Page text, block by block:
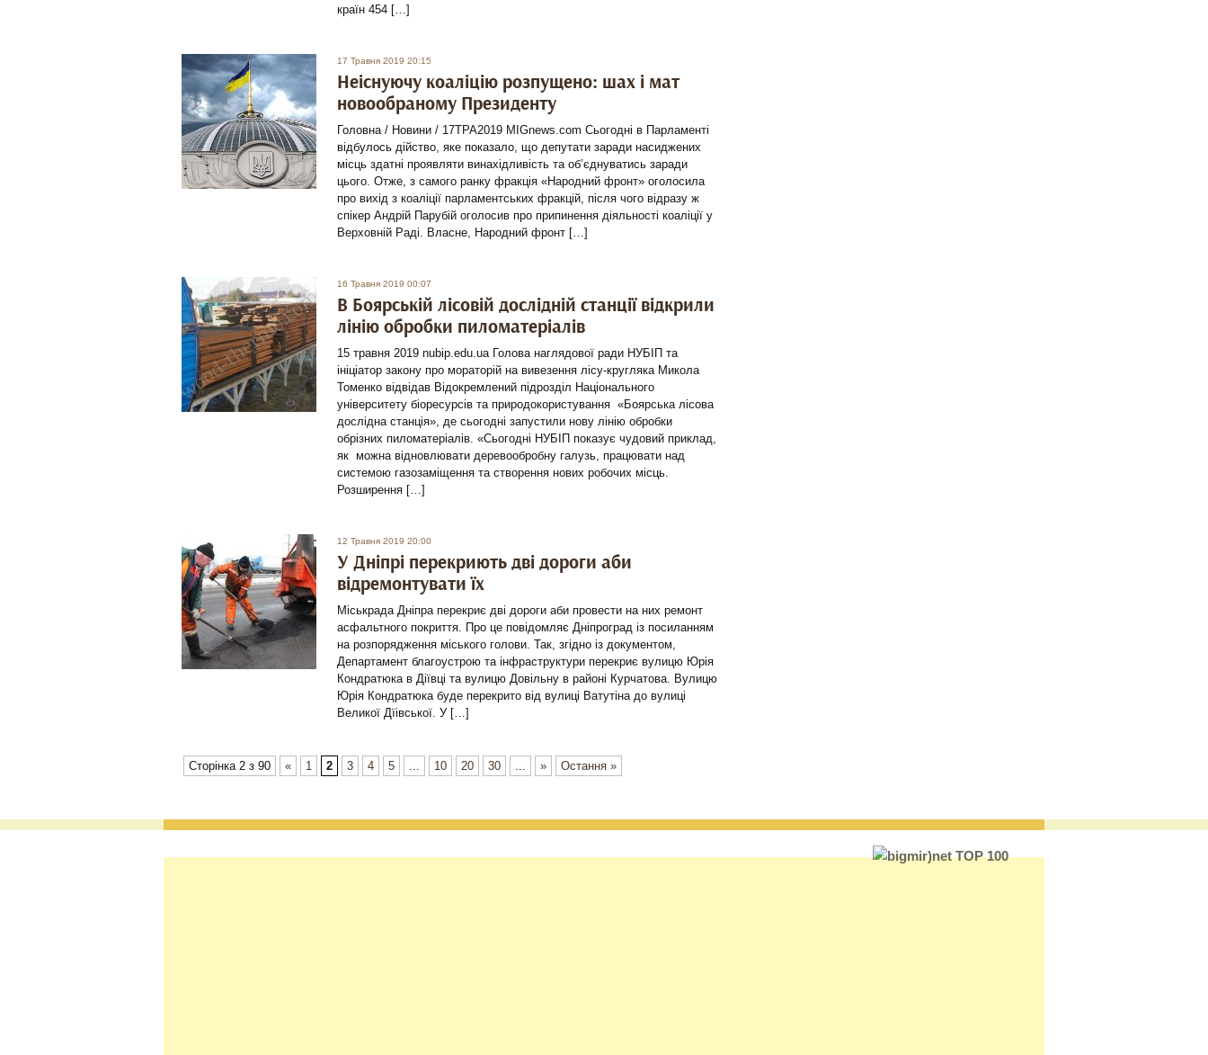
країн 454 […]
17 Травня 2019 20:15
Неіснуючу коаліцію розпущено: шах і мат
новообраному Президенту
Головна / Новини / 17ТРА2019 MIGnews.com Сьогодні в Парламенті
відбулось дійство, яке показало, що депутати заради насиджених
місць здатні проявляти винахідливість та об’єднуватись заради
цього. Отже, з самого ранку фракція «Народний фронт» оголосила
про вихід з коаліції парламентських фракцій, після чого відразу ж
спікер Андрій Парубій оголосив про припинення діяльності коаліції у
Верховній Раді. Власне, Народний фронт […]
16 Травня 2019 00:07
В Боярській лісовій дослідній станції відкрили
лінію обробки пиломатеріалів
15 травня 2019 nubip.edu.ua Голова наглядової ради НУБІП та
ініціатор закону про мораторій на вивезення лісу-кругляка Микола
Томенко відвідав Відокремлений підрозділ Національного
університету біоресурсів та природокористування «Боярська лісова
дослідна станція», де сьогодні запустили нову лінію обробки
обрізних пиломатеріалів. «Сьогодні НУБІП показує чудовий приклад,
як можна відновлювати деревообробну галузь, працювати над
системою газозаміщення та створення нових робочих місць.
Розширення […]
12 Травня 2019 20:00
У Дніпрі перекриють дві дороги аби
відремонтувати їх
Міськрада Дніпра перекриє дві дороги аби провести на них ремонт
асфальтного покриття. Про це повідомляє Дніпроград із посиланням
на розпорядження міського голови. Так, згідно із документом,
Департамент благоустрою та інфраструктури перекриє вулицю Юрія
Кондратюка в Діївці та вулицю Довільну в районі Курчатова. Вулицю
Юрія Кондратюка буде перекрито від вулиці Ватутіна до вулиці
Великої Дїівської. У […]
Сторінка 2 з 90 « 1 2 3 4 5 ... 10 20 30 ... » Остання »